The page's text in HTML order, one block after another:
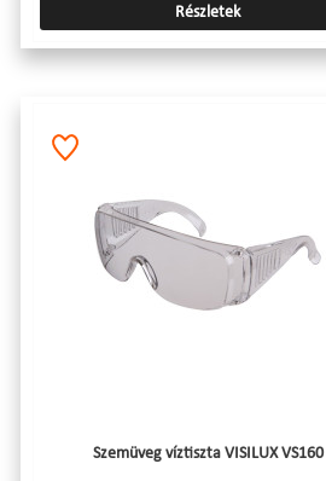
Részletek
Szemüveg víztiszta VISILUX VS160